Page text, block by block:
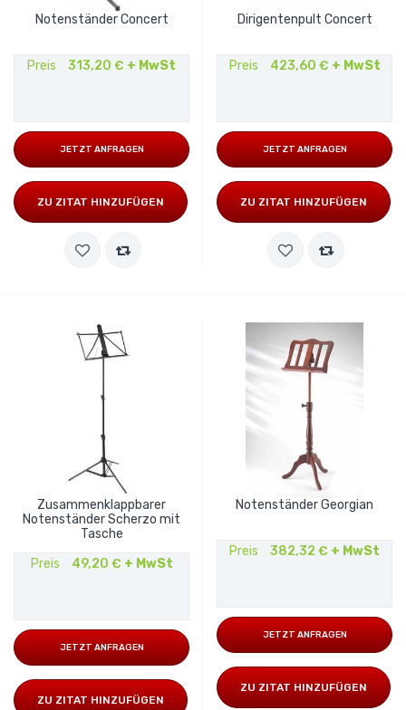
Notenständer Concert
Preis 313,20 € + MwSt
JETZT ANFRAGEN
ZU ZITAT HINZUFÜGEN
Dirigentenpult Concert
Preis 423,60 € + MwSt
JETZT ANFRAGEN
ZU ZITAT HINZUFÜGEN
Zusammenklappbarer
Notenständer Scherzo mit
Tasche
Preis
49,20 € + MwSt
JETZT ANFRAGEN
ZU ZITAT HINZUFÜGEN
Notenständer Georgian
Preis 382,32 € + MwSt
JETZT ANFRAGEN
ZU ZITAT HINZUFÜGEN